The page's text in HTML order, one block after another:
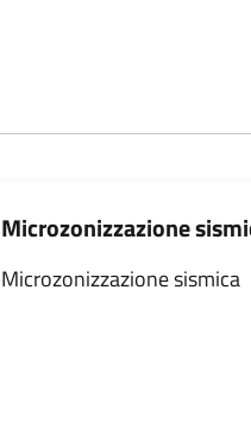
Microzonizzazione
Microzonizzazione sismica